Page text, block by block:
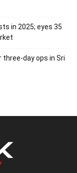
in 2025; eyes 35
day ops in Sri